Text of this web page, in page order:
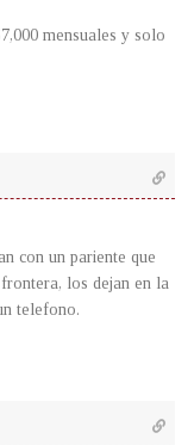
mensuales y solo
con un pariente que
los dejan en la
telefono.